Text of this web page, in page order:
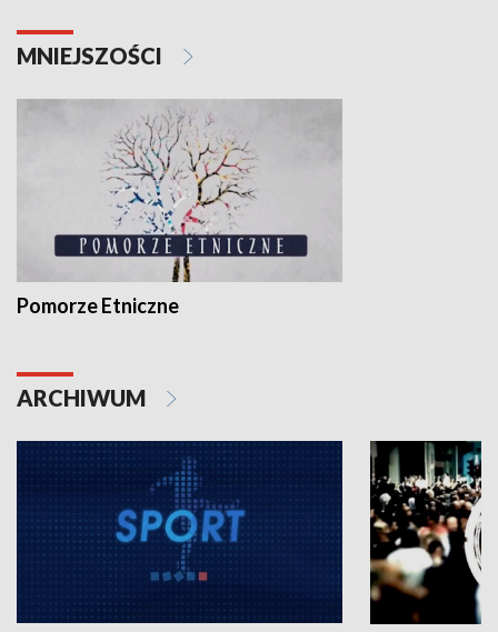
MNIEJSZOŚCI
Pomorze Etniczne
ARCHIWUM